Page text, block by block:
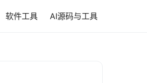
软件工具 AI源码与工具